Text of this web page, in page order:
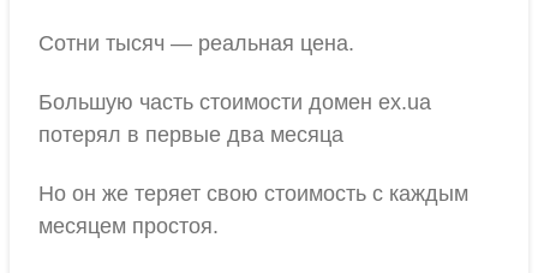
Сотни тысяч — реальная цена.
Большую часть стоимости домен ex.ua
потерял в первые два месяца
Но он же теряет свою стоимость с каждым
месяцем простоя.